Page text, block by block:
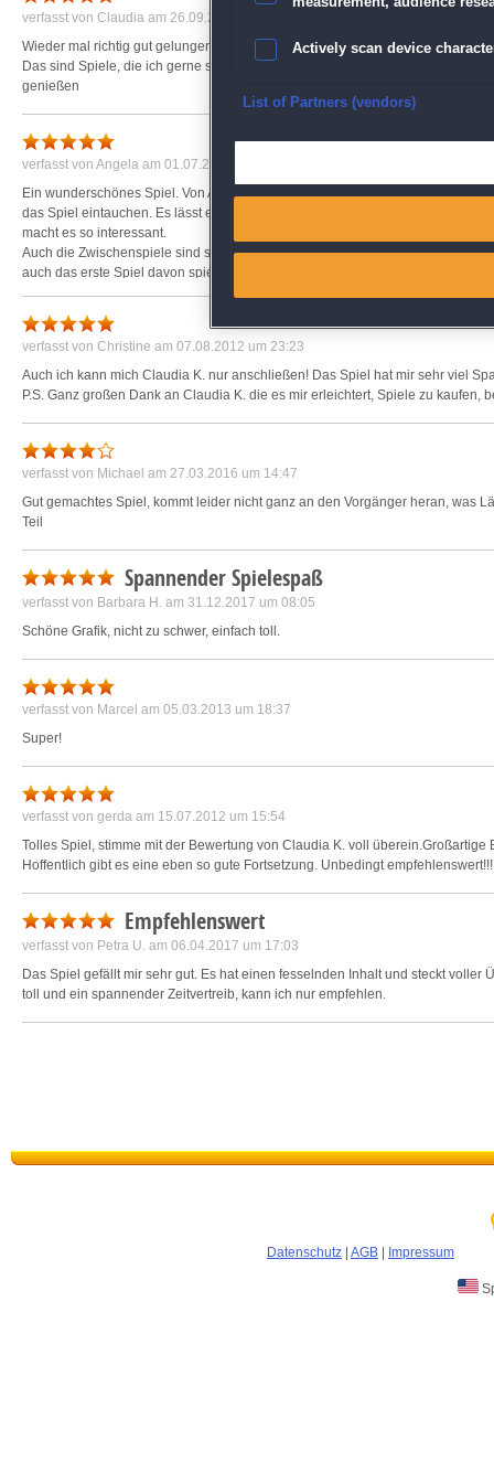
verfasst von Claudia am 26.09.2012 um 15:42
Wieder mal richtig gut gelungen und man freut sich auch schon wieder, dass
Das sind Spiele, die ich gerne spiele und wo es auch Spaß macht, nachdem
genießen
verfasst von Angela am 01.07.2013 um 09:47
Ein wunderschönes Spiel. Von Anfang bis Ende spannend und
das Spiel eintauchen. Es lässt einen kaum los. Man bleib nie an einer Stelle
macht es so interessant.
Auch die Zwischenspiele sind sehr abwechslungsreich und jede Aufgabe
auch das erste Spiel davon spielen möchte. Ein wirklich gelungenes
verfasst von Christine am 07.08.2012 um 23:23
Auch ich kann mich Claudia K. nur anschließen! Das Spiel hat mir sehr viel
P.S. Ganz großen Dank an Claudia K. die es mir erleichtert, Spiele zu kaufen,
verfasst von Michael am 27.03.2016 um 14:47
Gut gemachtes Spiel, kommt leider nicht ganz an den Vorgänger heran, was
Teil
Spannender Spielespaß
verfasst von Barbara H. am 31.12.2017 um 08:05
Schöne Grafik, nicht zu schwer, einfach toll.
verfasst von Marcel am 05.03.2013 um 18:37
Super!
verfasst von gerda am 15.07.2012 um 15:54
Tolles Spiel, stimme mit der Bewertung von Claudia K. voll
Hoffentlich gibt es eine eben so gute Fortsetzung. Unbedingt
Empfehlenswert
verfasst von Petra U. am 06.04.2017 um 17:03
Das Spiel gefällt mir sehr gut. Es hat einen fesselnden Inhalt und steckt voller
toll und ein spannender Zeitvertreib, kann ich nur empfehlen.
Datenschutz AGB Impressum
Actively scan device
Ensure security, prevent
List of Partners (vendors)